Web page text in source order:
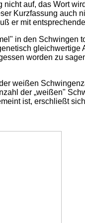
auf, das Wort
Kurzfassung auch
er mit
in den Schwingen
worden zu
weißen
der „weißen"
ist, erschließt